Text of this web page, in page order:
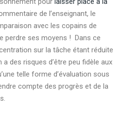
de l’enseignant, le
avec les copains de
perdre ses moyens ! Dans ce
sur la tâche étant réduite
des risques d’être peu fidèle aux
telle forme d’évaluation sous
compte des progrès et de la